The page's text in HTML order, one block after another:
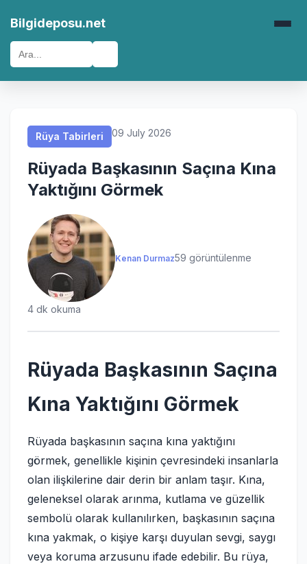
Bilgideposu.net
Rüya Tabirleri 09 July 2026
Rüyada Başkasının Saçına Kına
Yaktığını Görmek
Kenan Durmaz59 görüntülenme
4 dk okuma
Rüyada Başkasının Saçına
Kına Yaktığını Görmek
Rüyada başkasının saçına kına yaktığını
görmek, genellikle kişinin çevresindeki insanlarla
olan ilişkilerine dair derin bir anlam taşır. Kına,
geleneksel olarak arınma, kutlama ve güzellik
sembolü olarak kullanılırken, başkasının saçına
kına yakmak, o kişiye karşı duyulan sevgi, saygı
veya koruma arzusunu ifade edebilir. Bu rüya,
Rüya Tabirleri
Rüya Tabirleri
Rüya Tabirleri
Rüya Tabirleri